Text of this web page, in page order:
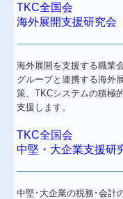
経営革新等支援機関とは
TKC全国会
海外展開支援研究会
海外展開を支援する職業
グループと連携する海外
策、TKCシステムの積極
支援します。
TKC全国会
中堅・大企業支援研
中堅･大企業の税務･会計